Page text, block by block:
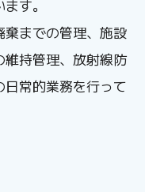
す。
までの管理、施設
持管理、放射線防
常的業務を行って